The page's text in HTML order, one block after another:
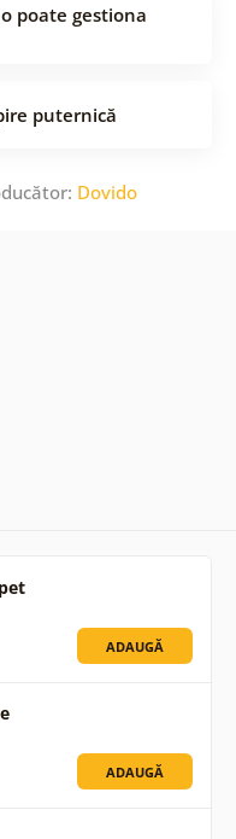
poate gestiona
puternică
Dovido
ADAUGĂ
ADAUGĂ